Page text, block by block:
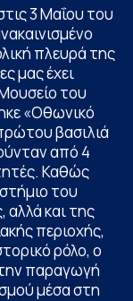
3 Μαΐου του
πλευρά της
μας έχει
του
«Οθωνικό
βασιλιά
από 4
Καθώς
του
αλλά και της
περιοχής,
ρόλο, ο
παραγωγή
μέσα στη